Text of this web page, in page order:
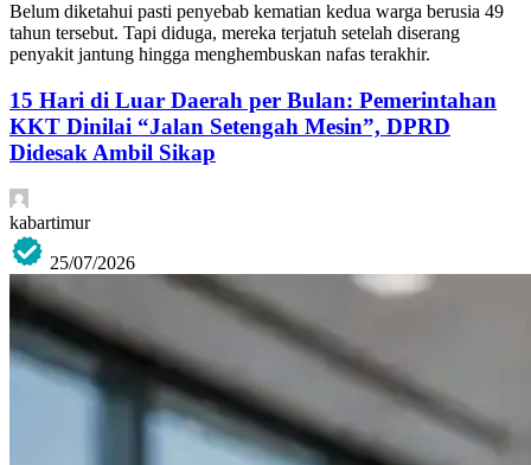
Belum diketahui pasti penyebab kematian kedua warga berusia 49
tahun tersebut. Tapi diduga, mereka terjatuh setelah diserang
penyakit jantung hingga menghembuskan nafas terakhir.
15 Hari di Luar Daerah per Bulan: Pemerintahan
KKT Dinilai “Jalan Setengah Mesin”, DPRD
Didesak Ambil Sikap
kabartimur
25/07/2026